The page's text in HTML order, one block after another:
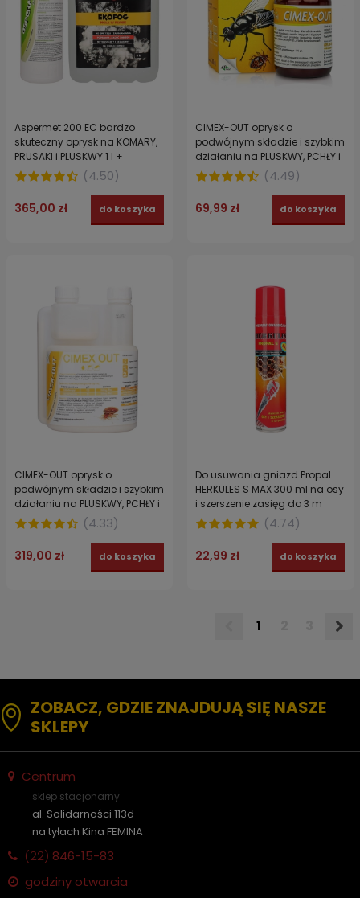
Aspermet 200 EC bardzo
skuteczny oprysk na KOMARY,
PRUSAKI i PLUSKWY 1 l +
WSPOMAGACZ, MGŁA w płynie
EKOFOG 5 L
(4.50)
365,00 zł do koszyka
CIMEX-OUT oprysk o
podwójnym składzie i szybkim
działaniu na PLUSKWY, PCHŁY i
MESZKI 100 ml
(4.49)
69,99 zł do koszyka
CIMEX-OUT oprysk o
podwójnym składzie i szybkim
działaniu na PLUSKWY, PCHŁY i
MESZKI 500 ml (4.33)
319,00 zł do koszyka
Do usuwania gniazd Propal
HERKULES S MAX 300 ml na osy
i szerszenie zasięg do 3 m
(4.74)
22,99 zł do koszyka
1
ZOBACZ, GDZIE ZNAJDUJĄ SIĘ NASZE
SKLEPY
Centrum
sklep stacjonarny
al. Solidarności 113d
na tyłach Kina FEMINA
(22) 846-15-83
godziny otwarcia